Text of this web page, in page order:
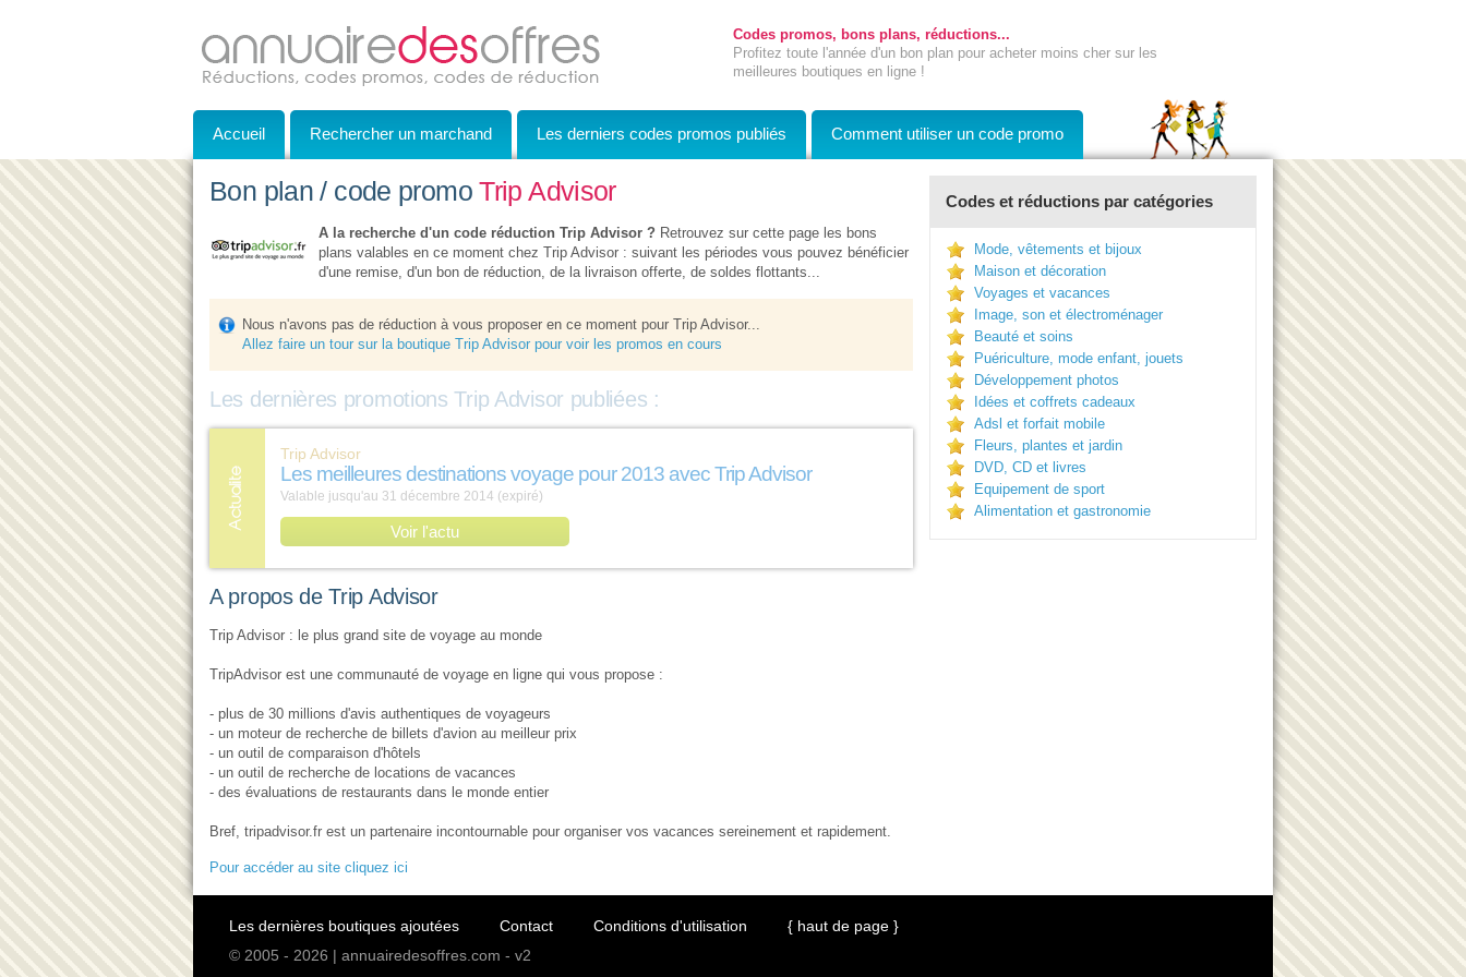
Codes promos, bons plans, réductions...
Profitez toute l'année d'un bon plan pour acheter moins cher sur les
meilleures boutiques en ligne !
Accueil Rechercher un marchand Les derniers codes promos publiés Comment utiliser un code promo
Bon plan / code promoTrip Advisor
A la recherche d'un code réduction Trip Advisor ? Retrouvez sur cette page les bons
plans valables en ce moment chez Trip Advisor : suivant les périodes vous pouvez bénéficier
d'une remise, d'un bon de réduction, de la livraison offerte, de soldes flottants...
Nous n'avons pas de réduction à vous proposer en ce moment pour Trip Advisor...
Allez faire un tour sur la boutique Trip Advisor pour voir les promos en cours
Les dernières promotions Trip Advisor publiées :
Trip Advisor
Les meilleures destinations voyage pour 2013 avec Trip Advisor
Valable jusqu'au 31 décembre 2014 (expiré)
Voir l'actu
A propos de Trip Advisor
Trip Advisor : le plus grand site de voyage au monde
TripAdvisor est une communauté de voyage en ligne qui vous propose :
- plus de 30 millions d'avis authentiques de voyageurs
- un moteur de recherche de billets d'avion au meilleur prix
- un outil de comparaison d'hôtels
- un outil de recherche de locations de vacances
- des évaluations de restaurants dans le monde entier
Bref, tripadvisor.fr est un partenaire incontournable pour organiser vos vacances sereinement et rapidement.
Pour accéder au site cliquez ici
Codes et réductions par catégories
Mode, vêtements et bijoux
Maison et décoration
Voyages et vacances
Image, son et électroménager
Beauté et soins
Puériculture, mode enfant, jouets
Développement photos
Idées et coffrets cadeaux
Adsl et forfait mobile
Fleurs, plantes et jardin
DVD, CD et livres
Equipement de sport
Alimentation et gastronomie
Les dernières boutiques ajoutées Contact Conditions d'utilisation
{ haut de page }
© 2005 - 2026 | annuairedesoffres.com - v2